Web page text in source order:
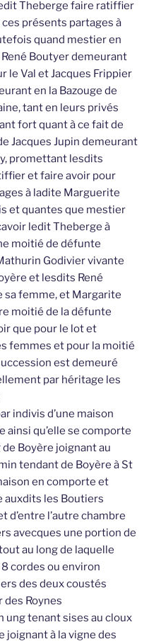
Theberge faire ratiffier
présents partages à
quand mestier en
Boutyer demeurant
le Val et Jacques Frippier
en la Bazouge de
tant en leurs privés
fort quant à ce fait de
Jacques Jupin demeurant
promettant lesdits
et faire avoir pour
à ladite Marguerite
et quantes que mestier
ledit Theberge à
moitié de défunte
Godivier vivante
et lesdits René
sa femme, et Margarite
moitié de la défunte
que pour le lot et
femmes et pour la moitié
est demeuré
par héritage les
indivis d’une maison
ainsi qu’elle se comporte
Boyère joignant au
tendant de Boyère à St
en comporte et
auxdits les Boutiers
d’entre l’autre chambre
avecques une portion de
au long de laquelle
cordes ou environ
des deux coustés
des Roynes
ung tenant sises au cloux
joignant à la vigne des